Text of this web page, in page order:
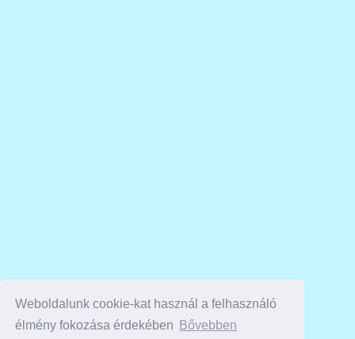
Weboldalunk cookie-kat használ a felhasználó
élmény fokozása érdekében
Bővebben